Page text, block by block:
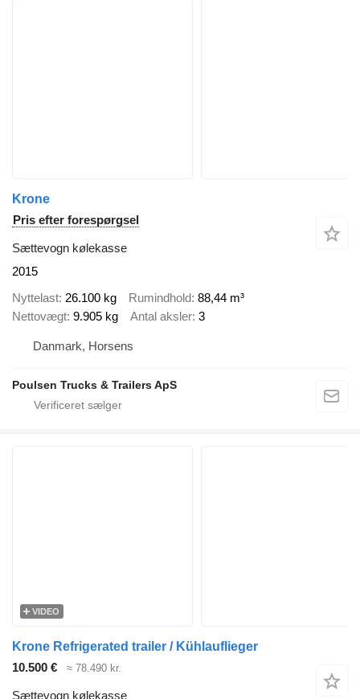
Krone
Pris efter forespørgsel
Sættevogn kølekasse
2015
Nyttelast 26.100 kg Rumindhold 88,44 m³
Nettovægt 9.905 kg Antal aksler 3
Danmark, Horsens
Poulsen Trucks & Trailers ApS
VIDEO
Krone Refrigerated trailer / Kühlauflieger
10.500 €
≈ 78.490 kr.
Sættevogn kølekasse